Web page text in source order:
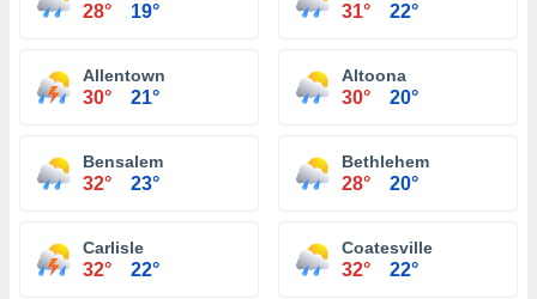
28° 19° 31° 22°
Allentown
30° 21°
Altoona
30° 20°
Bensalem
32° 23°
Bethlehem
28° 20°
Carlisle
32° 22°
Coatesville
32° 22°